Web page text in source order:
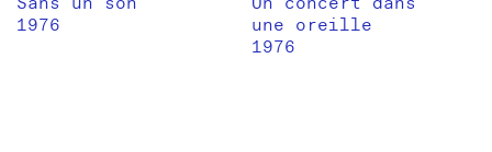
1976
une oreille
1976